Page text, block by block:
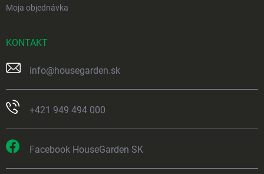
Moja objednávka
KONTAKT
info@housegarden.sk
+421 949 494 000
Facebook HouseGarden SK